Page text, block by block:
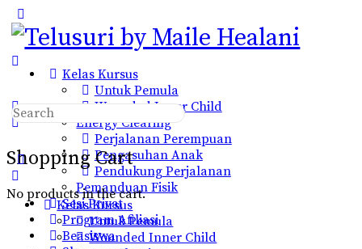
Side
Panel
Kelas Kursus
Untuk Pemula
Wounded Inner Child
Energy Clearing
Perjalanan Perempuan
Pengasuhan Anak
Pendukung Perjalanan
Pemanduan Fisik
Sesi Privat
Program Afiliasi
Beasiswa
Shopping Cart
No products in the cart.
Search
for:
Kelas Kursus
Untuk Pemula
Wounded Inner Child